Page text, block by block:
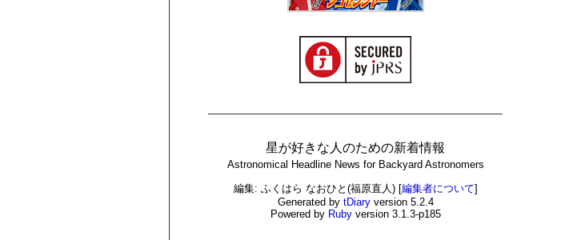
星が好きな人のための新着情報
Astronomical Headline News for Backyard Astronomers
編集: ふくはら なおひと(福原直人) [編集者について]
Generated by tDiaryversion 5.2.4
Powered by Rubyversion 3.1.3-p185